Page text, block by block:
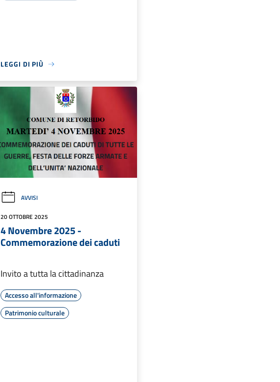
LEGGI DI PIÙ
AVVISI
20 OTTOBRE 2025
4 Novembre 2025 -
Commemorazione dei caduti
Invito a tutta la cittadinanza
Accesso all'informazione
Patrimonio culturale